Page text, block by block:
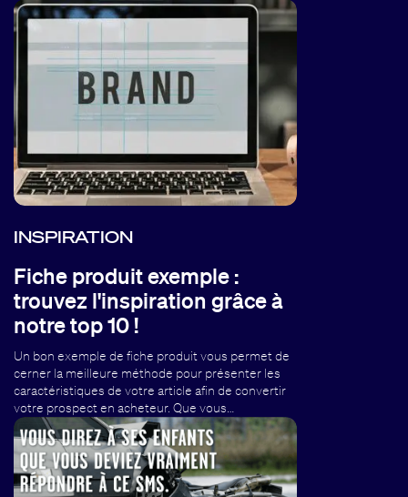
INSPIRATION
Fiche produit exemple :
trouvez l'inspiration grâce à
notre top 10 !
Un bon exemple de fiche produit vous permet de
cerner la meilleure méthode pour présenter les
caractéristiques de votre article afin de convertir
votre prospect en acheteur. Que vous…